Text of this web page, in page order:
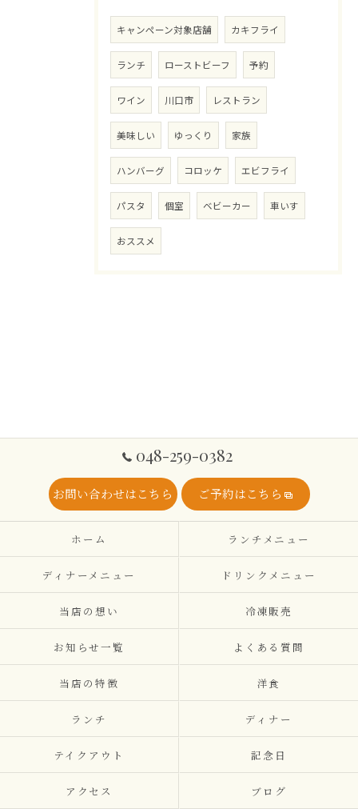
キャンペーン対象店舗 カキフライ
ランチ ローストビーフ 予約
ワイン 川口市 レストラン
美味しい ゆっくり 家族
ハンバーグ コロッケ エビフライ
パスタ 個室 ベビーカー 車いす
おススメ
048-259-0382
お問い合わせはこちら ご予約はこちら
ホーム ランチメニュー
ディナーメニュー ドリンクメニュー
当店の想い 冷凍販売
お知らせ一覧 よくある質問
当店の特徴 洋食
ランチ ディナー
テイクアウト 記念日
アクセス ブログ